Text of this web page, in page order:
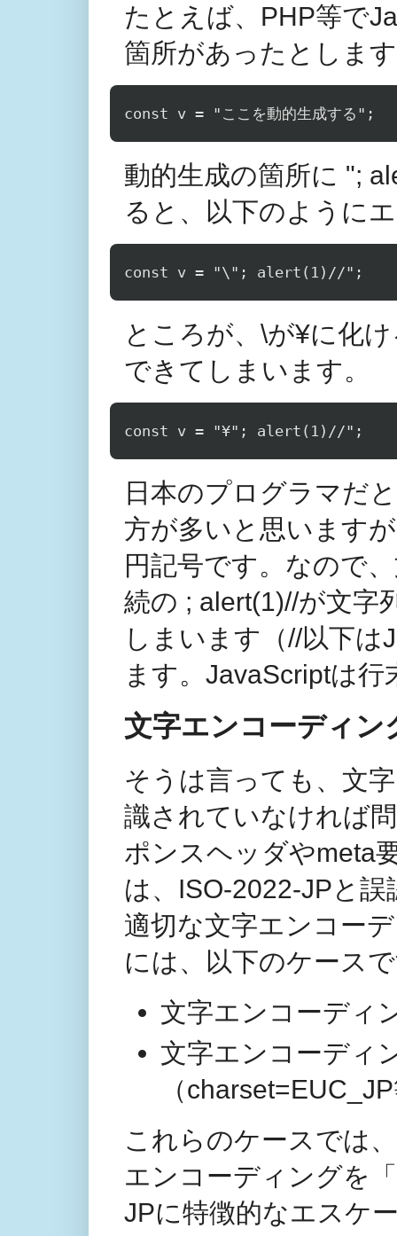
たとえば、PHP等で
箇所があったとしま
動的生成の箇所に ";
ると、以下のように
const v = "\"; alert(1)//";
ところが、\が¥に化
できてしまいます。
日本のプログラマだ
方が多いと思います
円記号です。なので
続の ; alert(1)//が文字
しまいます（//以下
ます。JavaScriptは
文字エンコーディン
そうは言っても、文
識されていなければ
ポンスヘッダやmeta
は、ISO-2022-JPと
適切な文字エンコー
には、以下のケース
文字エンコーディ
文字エンコーディ
（
これらのケースでは
エンコーディングを
JPに特徴的なエスケ